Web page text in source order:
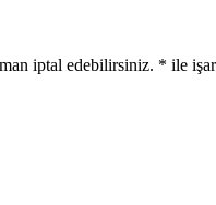
iptal edebilirsiniz. * ile